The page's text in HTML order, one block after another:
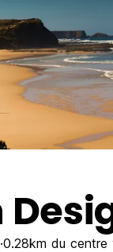
0.28km du centre